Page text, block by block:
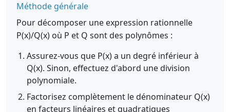
Méthode générale
Pour décomposer une expression rationnelle
P(x)/Q(x) où P et Q sont des polynômes :
Assurez-vous que P(x) a un degré inférieur à
Q(x). Sinon, effectuez d'abord une division
polynomiale.
Factorisez complètement le dénominateur Q(x)
en facteurs linéaires et quadratiques